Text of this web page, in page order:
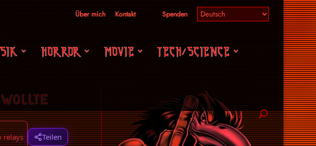
Über mich Kontakt Spenden
HORROR MOVIE TECH/SCIENCE
Teilen